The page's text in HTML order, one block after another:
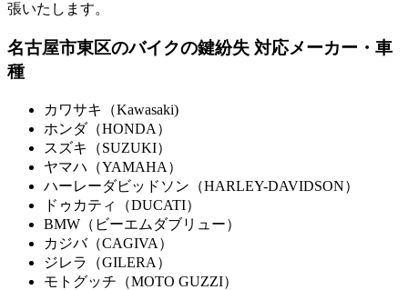
張いたします。
名古屋市東区のバイクの鍵紛失 対応メーカー・車
種
カワサキ（Kawasaki)
ホンダ（HONDA）
スズキ（SUZUKI）
ヤマハ（YAMAHA）
ハーレーダビッドソン（HARLEY-DAVIDSON）
ドゥカティ（DUCATI）
BMW（ビーエムダブリュー）
カジバ（CAGIVA）
ジレラ（GILERA）
モトグッチ（MOTO GUZZI）